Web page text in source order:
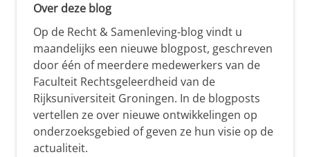
Over deze blog
Op de Recht & Samenleving-blog vindt u
maandelijks een nieuwe blogpost, geschreven
door één of meerdere medewerkers van de
Faculteit Rechtsgeleerdheid van de
Rijksuniversiteit Groningen. In de blogposts
vertellen ze over nieuwe ontwikkelingen op
onderzoeksgebied of geven ze hun visie op de
actualiteit.